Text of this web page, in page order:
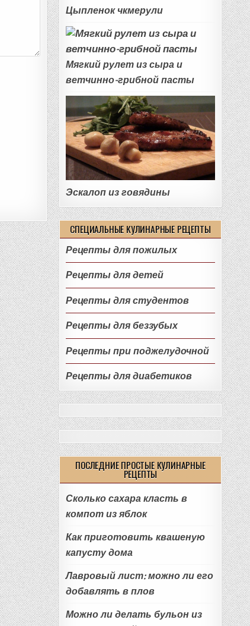
Цыпленок чкмерули
Мягкий рулет из сыра и
ветчинно-грибной пасты
Эскалоп из говядины
СПЕЦИАЛЬНЫЕ КУЛИНАРНЫЕ РЕЦЕПТЫ
Рецепты для пожилых
Рецепты для детей
Рецепты для студентов
Рецепты для беззубых
Рецепты при поджелудочной
Рецепты для диабетиков
ПОСЛЕДНИЕ ПРОСТЫЕ КУЛИНАРНЫЕ
РЕЦЕПТЫ
Сколько сахара класть в
компот из яблок
Как приготовить квашеную
капусту дома
Лавровый лист: можно ли его
добавлять в плов
Можно ли делать бульон из